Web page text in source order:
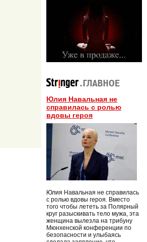
Юлия Навальная не
справилась с ролью
вдовы героя
Юлия Навальная не справилась
с ролью вдовы героя. Вместо
того чтобы лететь за Полярный
круг разыскивать тело мужа, эта
женщина вылезла на трибуну
Мюнхенской конференции по
безопасности и улыбаясь